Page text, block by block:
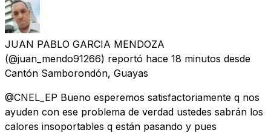
JUAN PABLO GARCIA MENDOZA
(@juan_mendo91266) reportó hace 18 minutos desde
Cantón Samborondón, Guayas
@CNEL_EP Bueno esperemos satisfactoriamente q nos
ayuden con ese problema de verdad ustedes sabrán los
calores insoportables q están pasando y pues